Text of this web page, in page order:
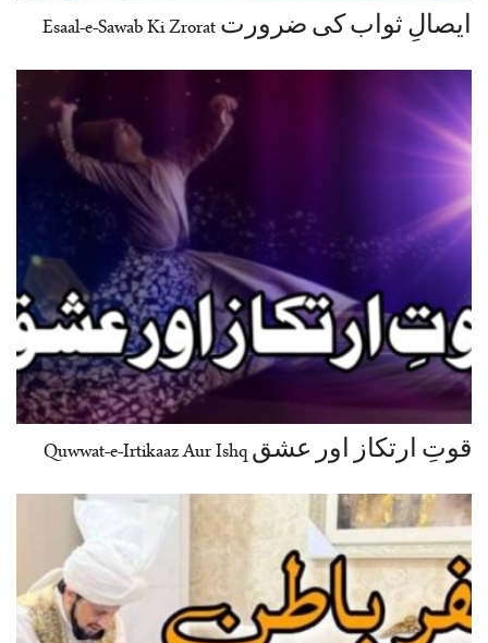
ایصالِ ثواب کی ضرورت Esaal-e-Sawab Ki Zrorat
قوتِ ارتکاز اور عشق Quwwat-e-Irtikaaz Aur Ishq